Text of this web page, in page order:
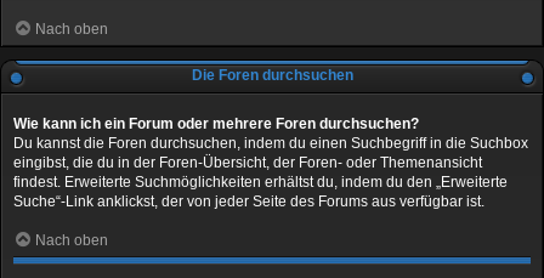
Nach oben
Die Foren durchsuchen
Wie kann ich ein Forum oder mehrere Foren durchsuchen?
Du kannst die Foren durchsuchen, indem du einen Suchbegriff in die Suchbox
eingibst, die du in der Foren-Übersicht, der Foren- oder Themenansicht
findest. Erweiterte Suchmöglichkeiten erhältst du, indem du den „Erweiterte
Suche“-Link anklickst, der von jeder Seite des Forums aus verfügbar ist.
Nach oben